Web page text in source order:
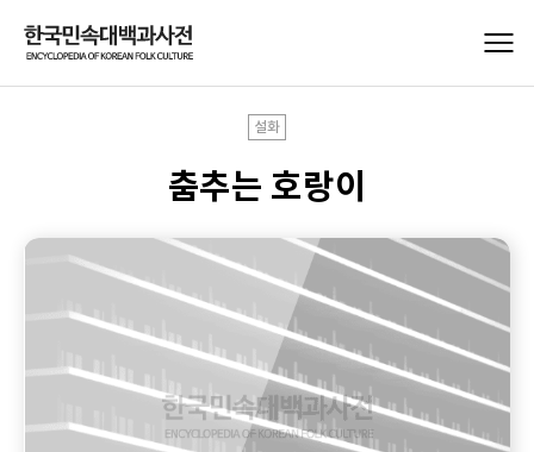
설화
춤추는 호랑이